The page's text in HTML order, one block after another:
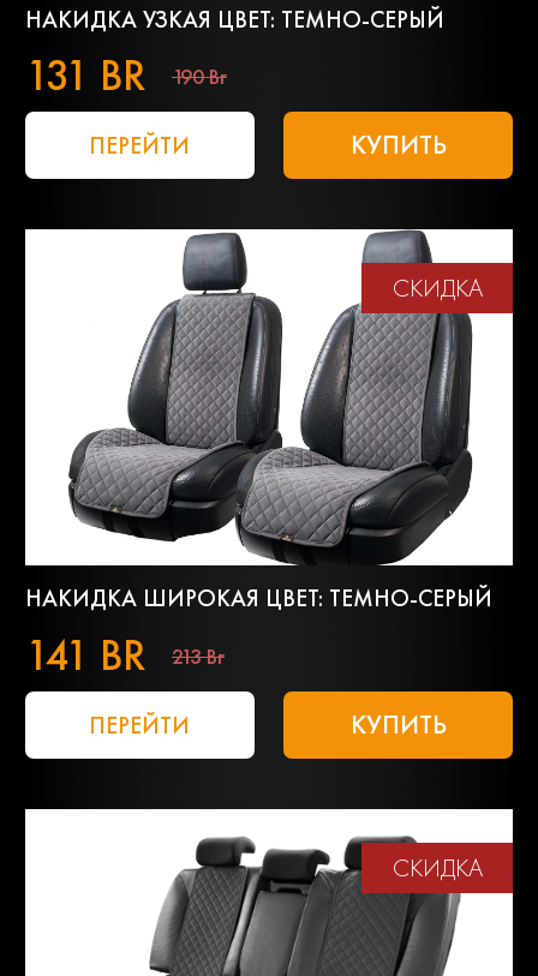
НАКИДКА УЗКАЯ ЦВЕТ: ТЕМНО-СЕРЫЙ
131 BR 190 Br
ПЕРЕЙТИ КУПИТЬ
СКИДКА
НАКИДКА ШИРОКАЯ ЦВЕТ: ТЕМНО-СЕРЫЙ
141 BR 213 Br
ПЕРЕЙТИ КУПИТЬ
СКИДКА